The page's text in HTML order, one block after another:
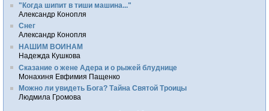
"Когда шипит в тиши машина..."
Александр Конопля
Снег
Александр Конопля
НАШИМ ВОИНАМ
Надежда Кушкова
Сказание о жене Адера и о рыжей блуднице
Монахиня Евфимия Пащенко
Можно ли увидеть Бога? Тайна Святой Троицы
Людмила Громова